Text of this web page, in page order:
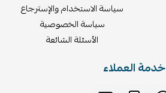
سياسة الاستخدام والإسترجاع
سياسة الخصوصية
الأسئلة الشائعة
خدمة العملاء